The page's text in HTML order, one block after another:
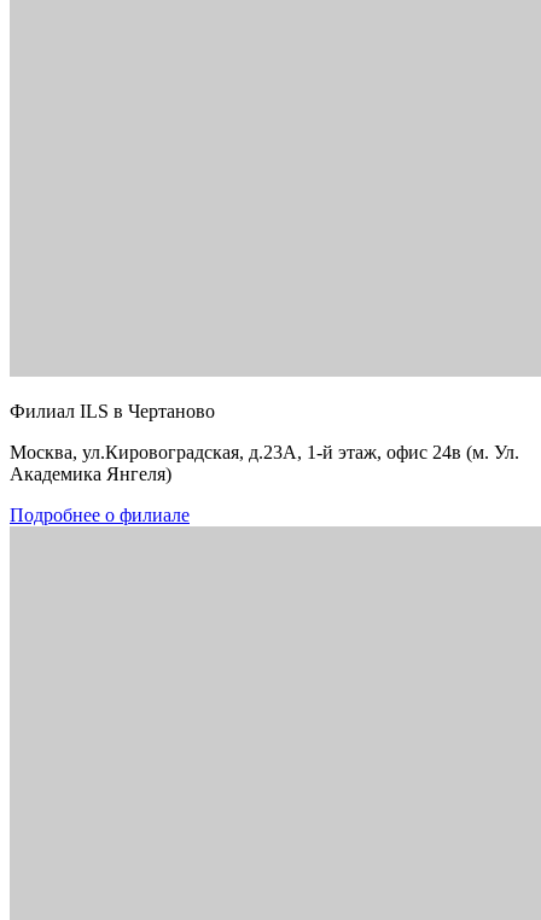
Филиал ILS в Чертаново
Москва, ул.Кировоградская, д.23А, 1-й этаж, офис 24в (м. Ул.
Академика Янгеля)
Подробнее о филиале